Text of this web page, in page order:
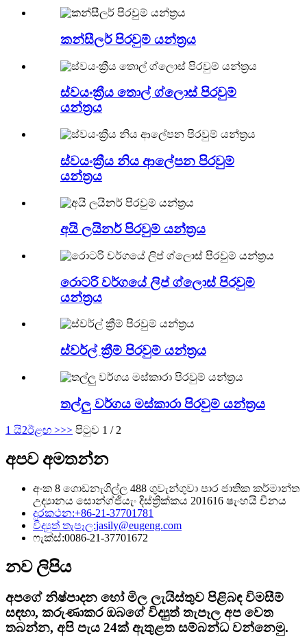
කන්සීලර් පිරවුම් යන්ත්‍රය
ස්වයංක්‍රීය තොල් ග්ලොස් පිරවුම්
යන්ත්‍රය
ස්වයංක්‍රීය නිය ආලේපන පිරවුම්
යන්ත්‍රය
අයි ලයිනර් පිරවුම් යන්ත්‍රය
රොටරි වර්ගයේ ලිප් ග්ලොස් පිරවුම්
යන්ත්‍රය
ස්වර්ල් ක්‍රීම් පිරවුම් යන්ත්‍රය
තල්ලු වර්ගය මස්කාරා පිරවුම් යන්ත්‍රය
1 යි2ඊළඟ >>> පිටුව 1 / 2
අපව අමතන්න
අංක 8 ගොඩනැගිල්ල 488 ගුවැන්ගුවා පාර ජාතික කර්මාන්ත
උද්‍යානය සොන්ග්ජියැං දිස්ත්‍රික්කය 201616 ෂැංහයි චීනය
දුරකථන:+86-21-37701781
විද්‍යුත් තැපෑල:jasily@eugeng.com
ෆැක්ස්:0086-21-37701672
නව ලිපිය
අපගේ නිෂ්පාදන හෝ මිල ලැයිස්තුව පිළිබඳ විමසීම්
සඳහා, කරුණාකර ඔබගේ විද්‍යුත් තැපෑල අප වෙත
තබන්න, අපි පැය 24ක් ඇතුළත සම්බන්ධ වන්නෙමු.